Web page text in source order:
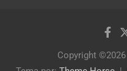
Copyright ©2026